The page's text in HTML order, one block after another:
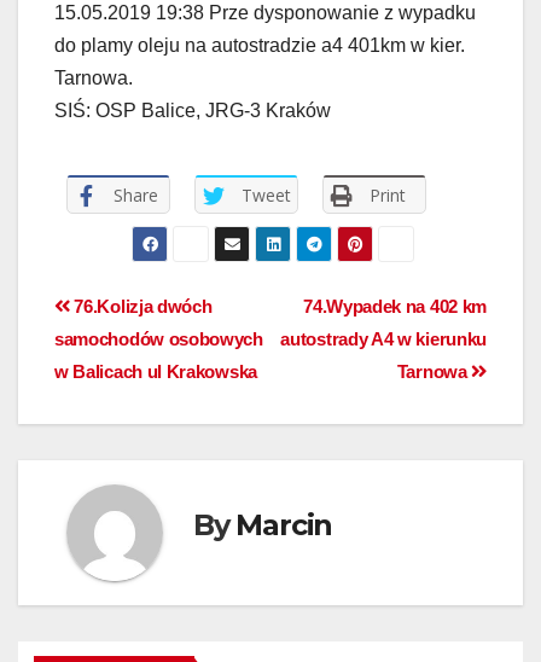
15.05.2019 19:38 Prze dysponowanie z wypadku
do plamy oleju na autostradzie a4 401km w kier.
Tarnowa.
SIŚ: OSP Balice, JRG-3 Kraków
Share Tweet Print
74.Wypadek na 402 km
autostrady A4 w kierunku
Tarnowa
76.Kolizja dwóch
samochodów osobowych
w Balicach ul Krakowska
ByMarcin